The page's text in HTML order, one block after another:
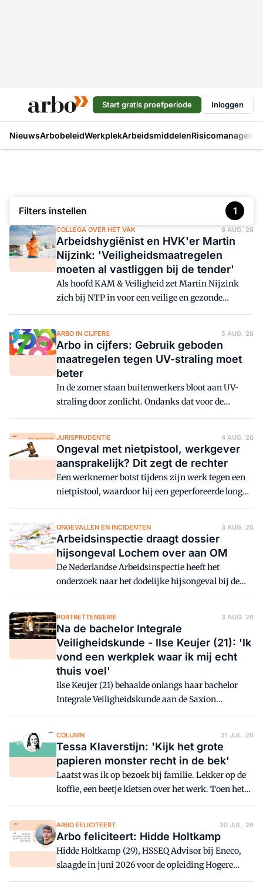
Start gratis proefperiode Inloggen
NieuwsArbobeleidWerkplekArbeidsmiddelen
Filters instellen 1
COLLEGA OVER HET VAK 6 AUG. 26
Arbeidshygiënist en HVK'er Martin
Nijzink: 'Veiligheidsmaatregelen
moeten al vastliggen bij de tender'
Als hoofd KAM & Veiligheid zet Martin Nijzink
zich bij NTP in voor een veilige en gezonde
werkomgeving. Zo werkte hij onder andere mee
asfaltrook, dat inmiddels is uitgegroeid tot een
sectorbrede samenwerking binnen Bouwend
Nederland.
ARBO IN CIJFERS 5 AUG. 26
Arbo in cijfers: Gebruik geboden
maatregelen tegen UV-straling moet
beter
In de zomer staan buitenwerkers bloot aan UV-
straling door zonlicht. Ondanks dat voor de
meesten van hen maatregelen tegen UV-straling
van.
JURISPRUDENTIE 4 AUG. 26
Ongeval met nietpistool, werkgever
aansprakelijk? Dit zegt de rechter
Een werknemer botst tijdens zijn werk tegen een
nietpistool, waardoor hij een geperforeerde long
oploopt. De machine is door een collega
werkgever aansprakelijk is voor de schade van de
werknemer.
ONGEVALLEN EN INCIDENTEN 3 AUG. 26
Arbeidsinspectie draagt dossier
hijsongeval Lochem over aan OM
De Nederlandse Arbeidsinspectie heeft het
onderzoek naar het dodelijke hijsongeval bij de
Nettelhorsterbrug in Lochem afgerond. Het dossier
(OM). Dat werkt aan een aanvullend
deskundigenrapport.
PORTRETTENSERIE 3 AUG. 26
Na de bachelor Integrale
Veiligheidskunde - Ilse Keujer (21): 'Ik
vond een werkplek waar ik mij echt
thuis voel'
Ilse Keujer (21) behaalde onlangs haar bachelor
Integrale Veiligheidskunde aan de Saxion
Hogeschool Enschede. En wat nu?
COLUMN 31 JUL. 26
Tessa Klaverstijn: 'Kijk het grote
papieren monster recht in de bek'
Laatst was ik op bezoek bij familie. Lekker op de
koffie, een beetje kletsen over het werk. Toen het
ging over mijn vak als veiligheidskundige en het
zuchten.
ARBO FELICITEERT 30 JUL. 26
Arbo feliciteert: Hidde Holtkamp
Hidde Holtkamp (29), HSSEQ Advisor bij Eneco,
slaagde in juni 2026 voor de opleiding Hogere
Veiligheidskunde bij PHOV. Van harte gefeliciteerd!